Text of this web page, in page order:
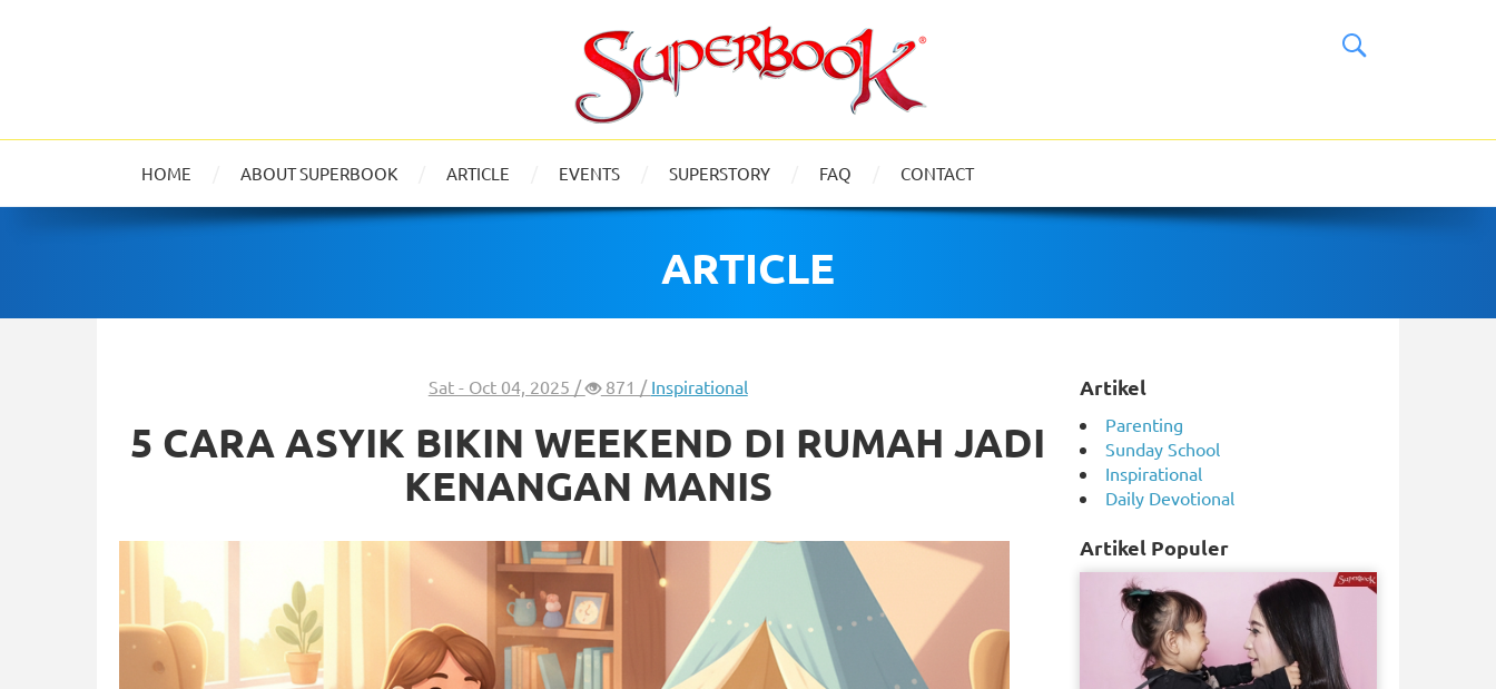
HOME ABOUT SUPERBOOK ARTICLE EVENTS SUPERSTORY FAQ CONTACT
ARTICLE
Sat - Oct 04, 2025 / 871 / Inspirational
5 CARA ASYIK BIKIN WEEKEND DI RUMAH JADI
KENANGAN MANIS
Artikel
Parenting
Sunday School
Inspirational
Daily Devotional
Artikel Populer